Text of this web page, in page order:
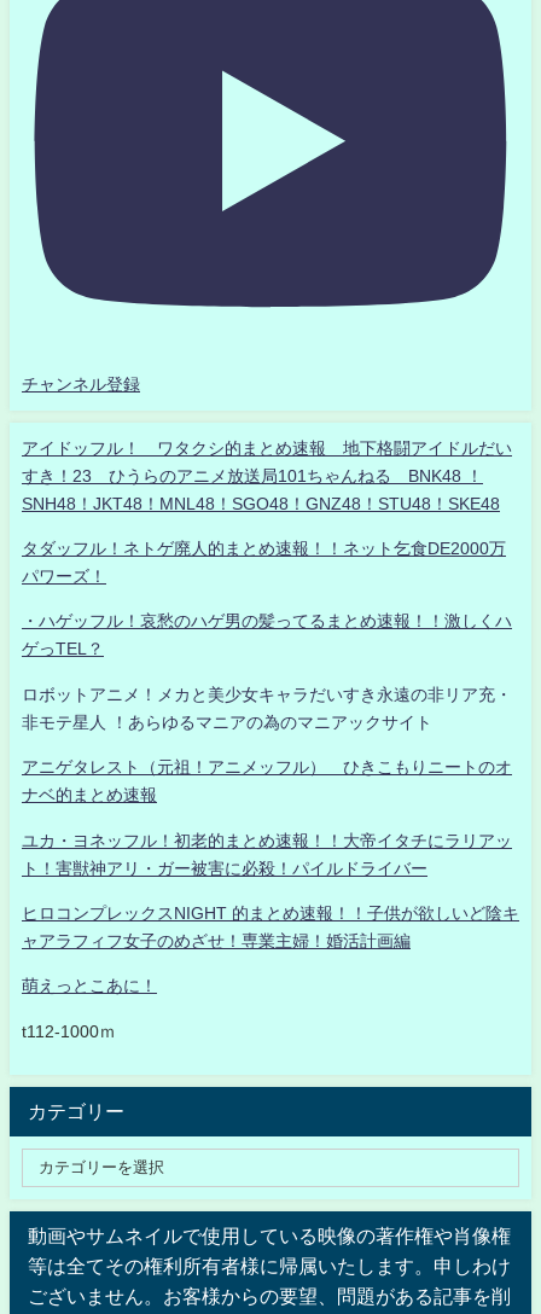
チャンネル登録
アイドッフル！ ワタクシ的まとめ速報 地下格闘アイドルだい
すき！23 ひうらのアニメ放送局101ちゃんねる BNK48 ！
SNH48！JKT48！MNL48！SGO48！GNZ48！STU48！SKE48
タダッフル！ネトゲ廃人的まとめ速報！！ネット乞食DE2000万
パワーズ！
・ハゲッフル！哀愁のハゲ男の髪ってるまとめ速報！！激しくハ
ゲっTEL？
ロボットアニメ！メカと美少女キャラだいすき永遠の非リア充・
非モテ星人 ！あらゆるマニアの為のマニアックサイト
アニゲタレスト（元祖！アニメッフル） ひきこもりニートのオ
ナベ的まとめ速報
ユカ・ヨネッフル！初老的まとめ速報！！大帝イタチにラリアッ
ト！害獣神アリ・ガー被害に必殺！パイルドライバー
ヒロコンプレックスNIGHT 的まとめ速報！！子供が欲しいど陰キ
ャアラフィフ女子のめざせ！専業主婦！婚活計画編
萌えっとこあに！
t112-1000ｍ
カテゴリー
動画やサムネイルで使用している映像の著作権や肖像権
等は全てその権利所有者様に帰属いたします。申しわけ
ございません。お客様からの要望、問題がある記事を削